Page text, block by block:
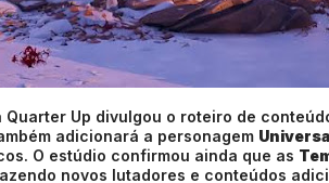
Up divulgou o roteiro de
adicionará a personagem Universa
O estúdio confirmou ainda que as
novos lutadores e conteúdos